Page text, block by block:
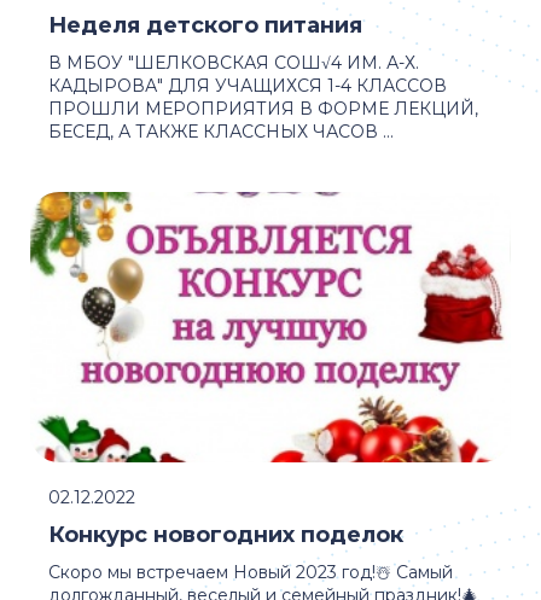
В МБОУ "ШЕЛКОВСКАЯ СОШ√4 ИМ. А-Х.
КАДЫРОВА" ДЛЯ УЧАЩИХСЯ 1-4 КЛАССОВ
ПРОШЛИ МЕРОПРИЯТИЯ В ФОРМЕ ЛЕКЦИЙ,
БЕСЕД, А ТАКЖЕ КЛАССНЫХ ЧАСОВ ...
Неделя детского питания
Скоро мы встречаем Новый 2023 год!☃️ Самый
долгожданный, веселый и семейный праздник!🎄
Конкурс новогодних поделок
02.12.2022